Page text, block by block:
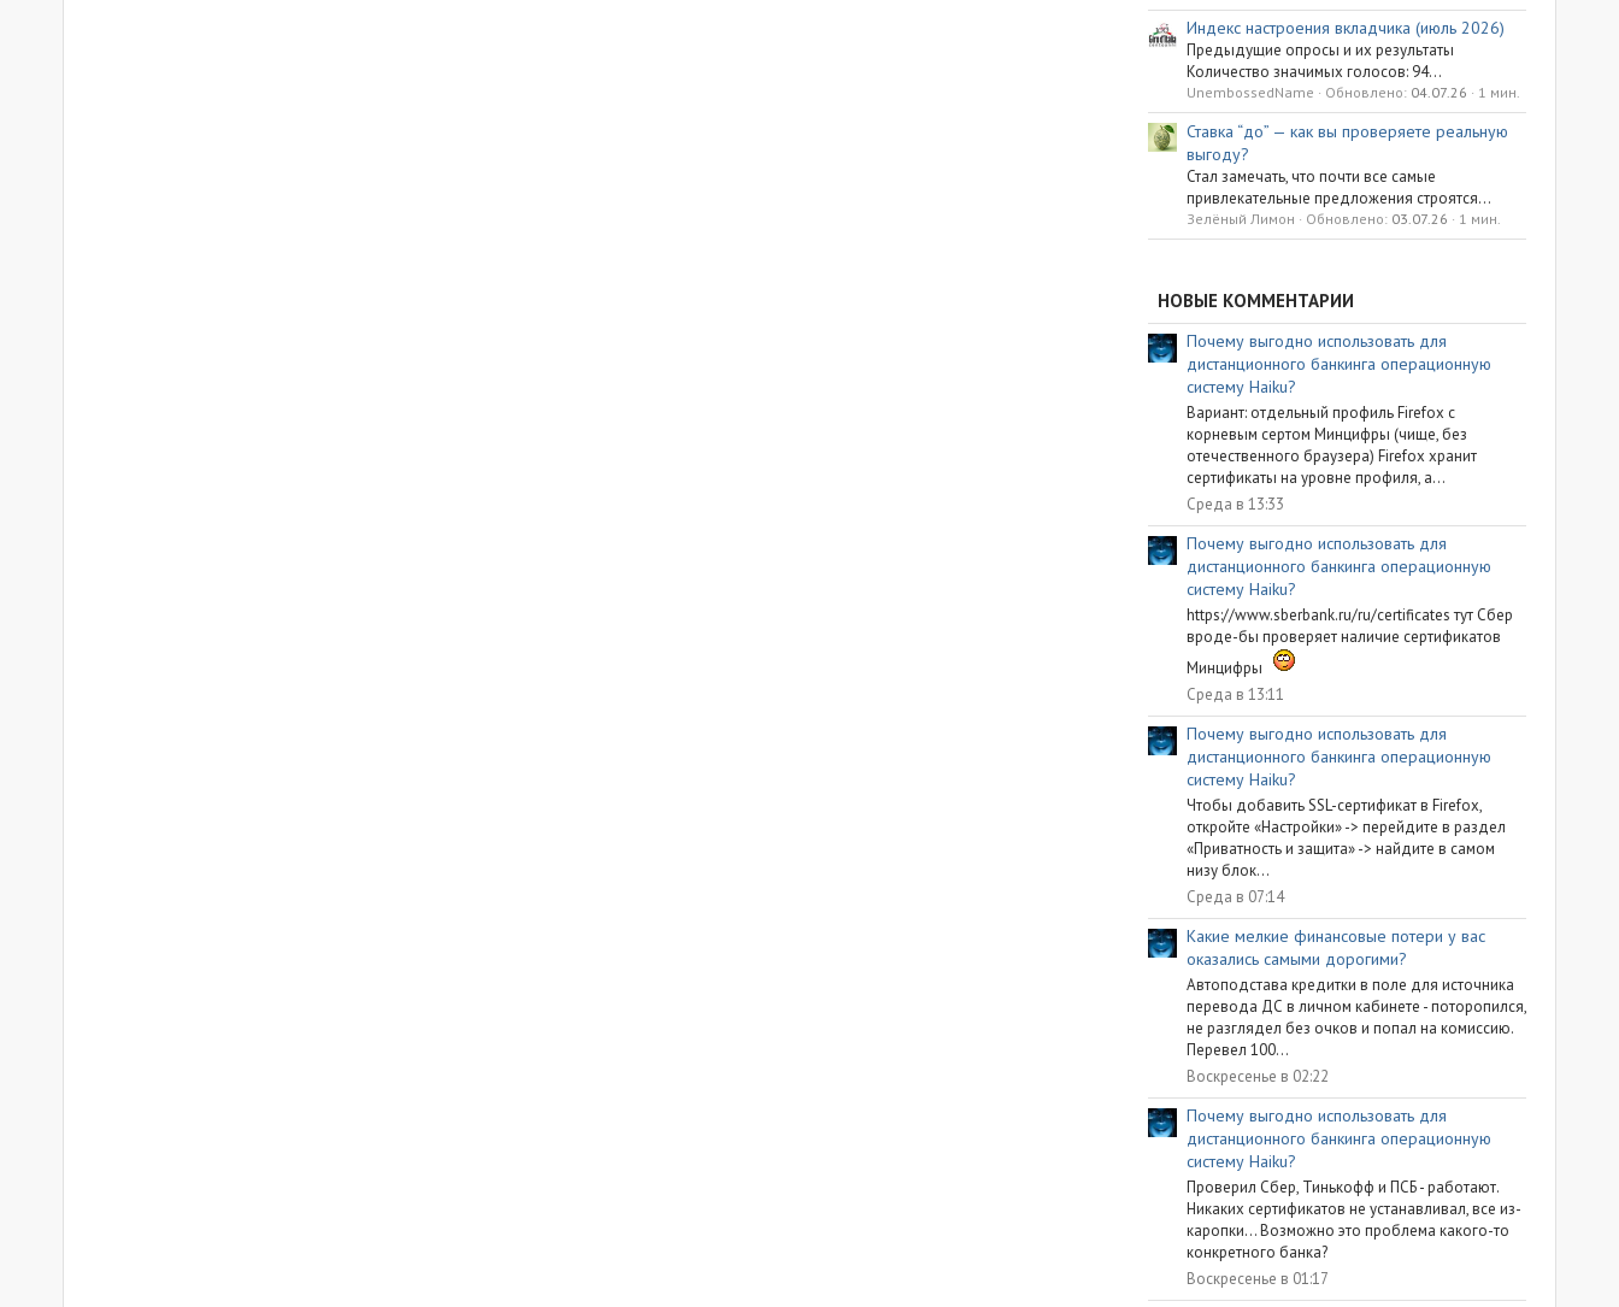
Индекс настроения вкладчика (июль 2026)
Предыдущие опросы и их результаты
Количество значимых голосов: 94...
UnembossedName Обновлено: 04.07.26 1 мин.
Ставка “до” — как вы проверяете реальную
выгоду?
Стал замечать, что почти все самые
привлекательные предложения строятся...
Зелёный Лимон Обновлено: 03.07.26 1 мин.
НОВЫЕ КОММЕНТАРИИ
Почему выгодно использовать для
дистанционного банкинга операционную
систему Haiku?
Вариант: отдельный профиль Firefox с
корневым сертом Минцифры (чище, без
отечественного браузера) Firefox хранит
сертификаты на уровне профиля, а...
Среда в 13:33
Почему выгодно использовать для
дистанционного банкинга операционную
систему Haiku?
https://www.sberbank.ru/ru/certificates тут Сбер
вроде-бы проверяет наличие сертификатов
Минцифры
Среда в 13:11
Почему выгодно использовать для
дистанционного банкинга операционную
систему Haiku?
Чтобы добавить SSL-сертификат в Firefox,
откройте «Настройки» -> перейдите в раздел
«Приватность и защита» -> найдите в самом
низу блок...
Среда в 07:14
Какие мелкие финансовые потери у вас
оказались самыми дорогими?
Автоподстава кредитки в поле для источника
перевода ДС в личном кабинете - поторопился,
не разглядел без очков и попал на комиссию.
Перевел 100...
Воскресенье в 02:22
Почему выгодно использовать для
дистанционного банкинга операционную
систему Haiku?
Проверил Сбер, Тинькофф и ПСБ - работают.
Никаких сертификатов не устанавливал, все из-
каропки... Возможно это проблема какого-то
конкретного банка?
Воскресенье в 01:17